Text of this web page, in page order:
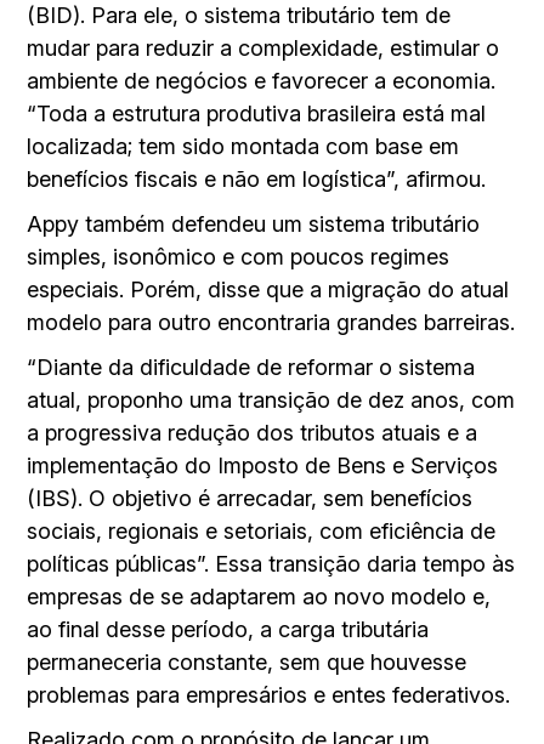
(BID). Para ele, o sistema tributário tem de
mudar para reduzir a complexidade, estimular o
ambiente de negócios e favorecer a economia.
“Toda a estrutura produtiva brasileira está mal
localizada; tem sido montada com base em
benefícios fiscais e não em logística”, afirmou.
Appy também defendeu um sistema tributário
simples, isonômico e com poucos regimes
especiais. Porém, disse que a migração do atual
modelo para outro encontraria grandes barreiras.
“Diante da dificuldade de reformar o sistema
atual, proponho uma transição de dez anos, com
a progressiva redução dos tributos atuais e a
implementação do Imposto de Bens e Serviços
(IBS). O objetivo é arrecadar, sem benefícios
sociais, regionais e setoriais, com eficiência de
políticas públicas”. Essa transição daria tempo às
empresas de se adaptarem ao novo modelo e,
ao final desse período, a carga tributária
permaneceria constante, sem que houvesse
problemas para empresários e entes federativos.